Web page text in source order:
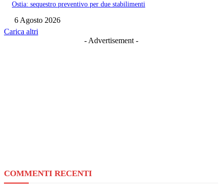
Ostia: sequestro preventivo per due stabilimenti
6 Agosto 2026
Carica altri
- Advertisement -
COMMENTI RECENTI